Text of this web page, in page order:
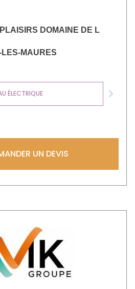
DOMAINE DE L
LES-MAURES
ÉLECTRIQUE
Next
UN DEVIS